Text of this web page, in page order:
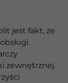
jest fakt, że
zewnętrznej.